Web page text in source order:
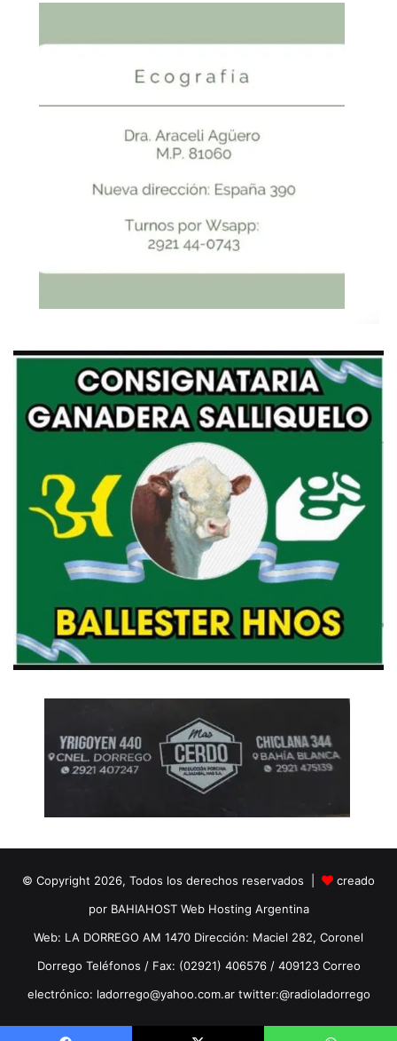
© Copyright 2026, Todos los derechos reservados |
creado
por BAHIAHOST Web Hosting Argentina
Web: LA DORREGO AM 1470 Dirección: Maciel 282, Coronel
Dorrego Teléfonos / Fax: (02921) 406576 / 409123 Correo
electrónico: ladorrego@yahoo.com.ar twitter:@radioladorrego